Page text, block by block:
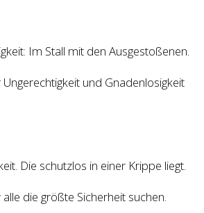
Im Stall mit den Ausgestoßenen.
und Gnadenlosigkeit
Die schutzlos in einer Krippe liegt.
die größte Sicherheit suchen.